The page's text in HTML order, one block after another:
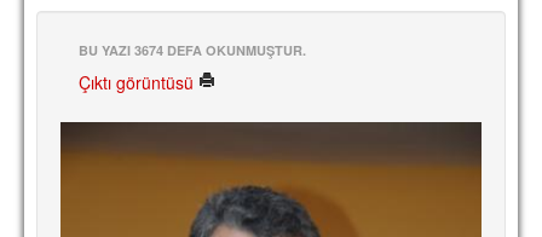
SPONSORLAR
BASINDAN
BU YAZI 3674 DEFA OKUNMUŞTUR.
Çıktı görüntüsü